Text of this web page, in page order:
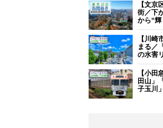
【文京
街／下
から“輝
【川崎
まる／
の水害
【小
田山」
子玉川